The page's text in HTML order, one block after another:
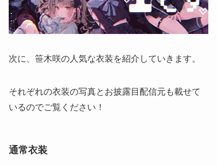
次に、笹木咲の人気な衣装を紹介していきます。
それぞれの衣装の写真とお披露目配信元も載せて
いるのでご覧ください！
通常衣装